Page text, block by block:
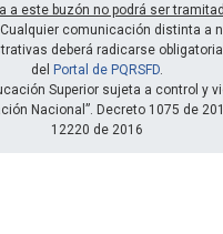
a este buzón no podrá ser
Cualquier comunicación distinta a
deberá radicarse
del Portal de PQRSFD.
Superior sujeta a control y
Nacional”. Decreto 1075 de
12220 de 2016